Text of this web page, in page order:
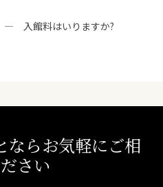
― 入館料はいりますか?
ならお気軽にご相
さい